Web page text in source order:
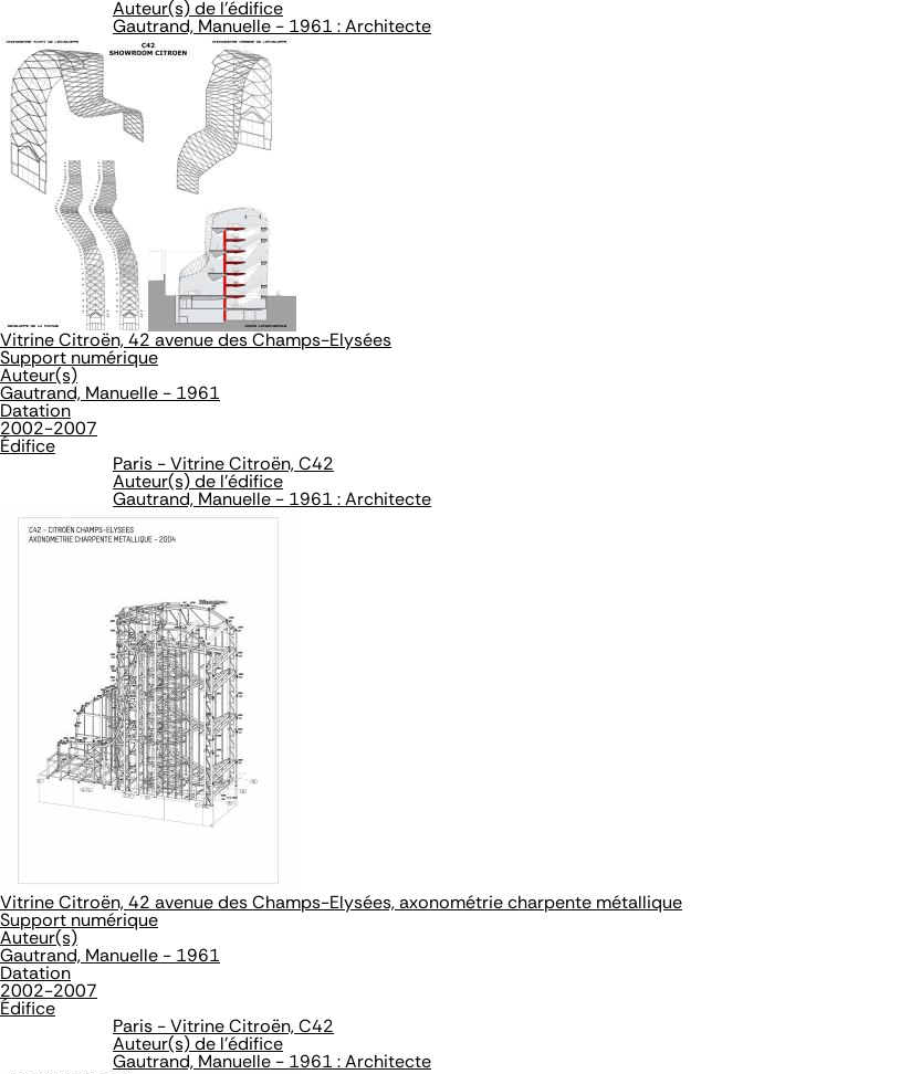
Auteur(s) de l'édifice
Gautrand, Manuelle - 1961 : Architecte
Vitrine Citroën, 42 avenue des Champs-Elysées
Support numérique
Auteur(s)
Gautrand, Manuelle - 1961
Datation
2002-2007
Édifice
Paris - Vitrine Citroën, C42
Auteur(s) de l'édifice
Gautrand, Manuelle - 1961 : Architecte
Vitrine Citroën, 42 avenue des Champs-Elysées, axonométrie charpente métallique
Support numérique
Auteur(s)
Gautrand, Manuelle - 1961
Datation
2002-2007
Édifice
Paris - Vitrine Citroën, C42
Auteur(s) de l'édifice
Gautrand, Manuelle - 1961 : Architecte